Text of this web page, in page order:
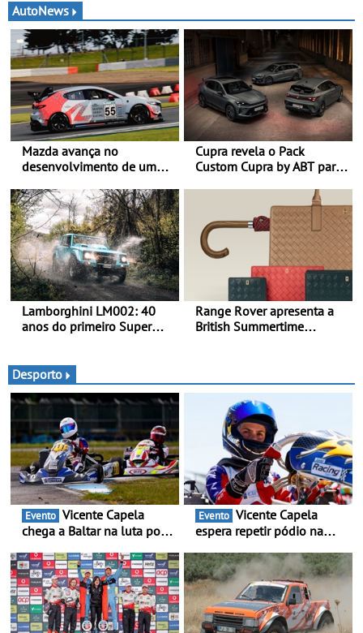
AutoNews
Mazda avança no
desenvolvimento de um
captura de CO₂ -
Demonstração com sucesso
do armazenamento de CO₂
em testes da Super Taikyu
Series
Cupra revela o Pack
Custom Cupra by ABT para
Lamborghini LM002: 40
anos do primeiro Super
o extraordinário todo-o-
terreno com motor V12 que
abriu caminho para a
família Urus
Range Rover apresenta a
British Summertime
rituais e momentos
culturais da época de verão
britânica
Desporto
Evento
chega a Baltar na luta por
Piloto de Beja disputa a 3ª
ronda do RMC Portugal
com ambição renovada de
regressar ao pódio
Evento
espera repetir pódio na
em Castelo Branco - Depois
do 3.º lugar em Braga,
procura resultados ainda
melhores na 2.ª ronda da
RMC Portugal 2026